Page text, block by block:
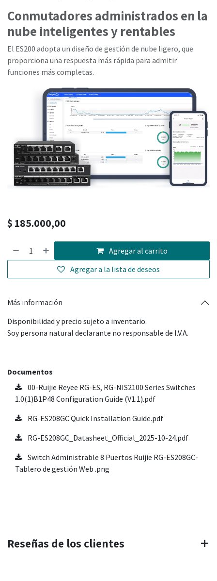
Conmutadores administrados en la
nube inteligentes y rentables
El ES200 adopta un diseño de gestión de nube ligero, que
proporciona una respuesta más rápida para admitir
funciones más completas.
$ 185.000,00
Agregar al carrito
Agregar a la lista de deseos
Más información
Disponibilidad y precio sujeto a inventario.
Soy persona natural declarante no responsable de I.V.A.
Documentos
00-Ruijie Reyee RG-ES, RG-NIS2100 Series Switches
1.0(1)B1P48 Configuration Guide (V1.1).pdf
RG-ES208GC Quick Installation Guide.pdf
RG-ES208GC_Datasheet_Official_2025-10-24.pdf
Switch Administrable 8 Puertos Ruijie RG-ES208GC-
Tablero de gestión Web .png
Reseñas de los clientes